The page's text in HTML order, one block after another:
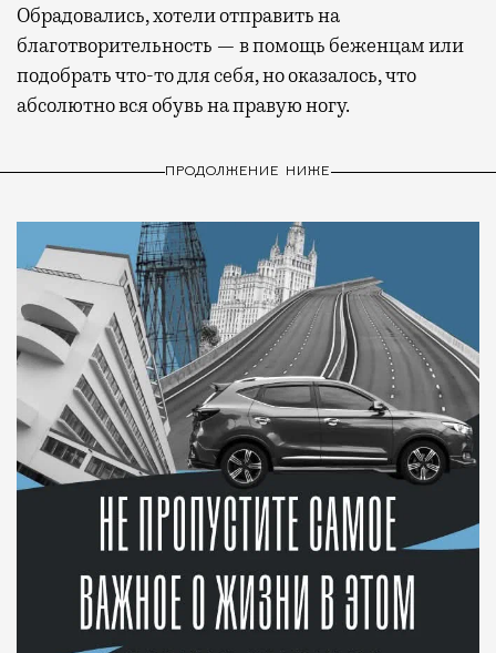
Обрадовались, хотели отправить на
благотворительность — в помощь беженцам или
подобрать что-то для себя, но оказалось, что
абсолютно вся обувь на правую ногу.
ПРОДОЛЖЕНИЕ НИЖЕ